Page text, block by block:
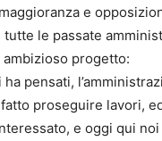
e
le passate
progetto:
ha pensati,
fatto proseguire lavori,
e oggi qui